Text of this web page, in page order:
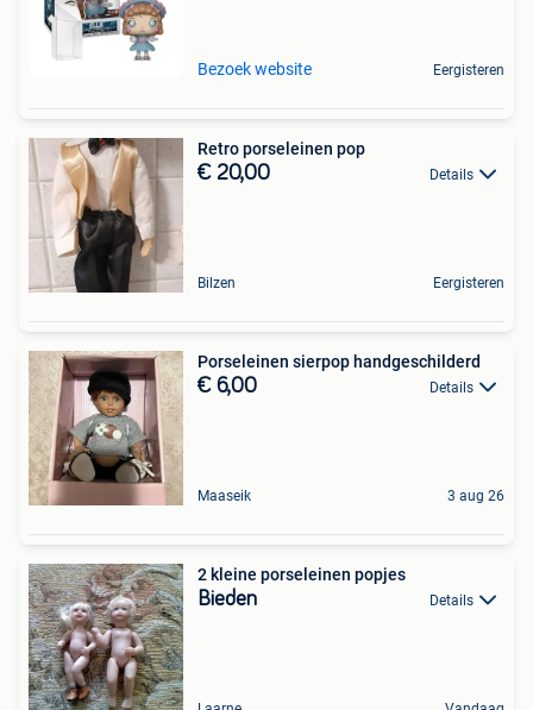
Bezoek website Eergisteren
Retro porseleinen pop
€ 20,00 Details
Bilzen Eergisteren
Porseleinen sierpop handgeschilderd
€ 6,00 Details
Maaseik 3 aug 26
2 kleine porseleinen popjes
Bieden Details